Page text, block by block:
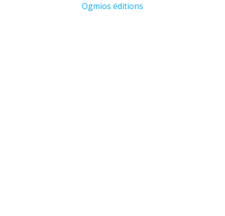
Ogmios éditions